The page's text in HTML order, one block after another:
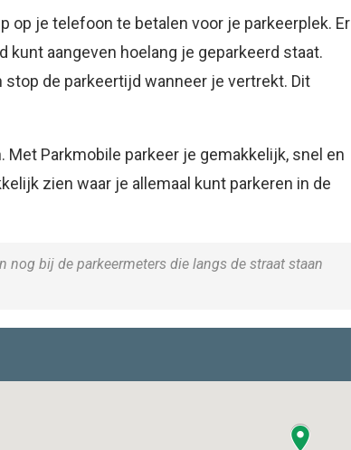
op je telefoon te betalen voor je parkeerplek. Er
aangeven hoelang je geparkeerd staat.
de parkeertijd wanneer je vertrekt. Dit
Met Parkmobile parkeer je gemakkelijk, snel en
zien waar je allemaal kunt parkeren in de
bij de parkeermeters die langs de straat staan